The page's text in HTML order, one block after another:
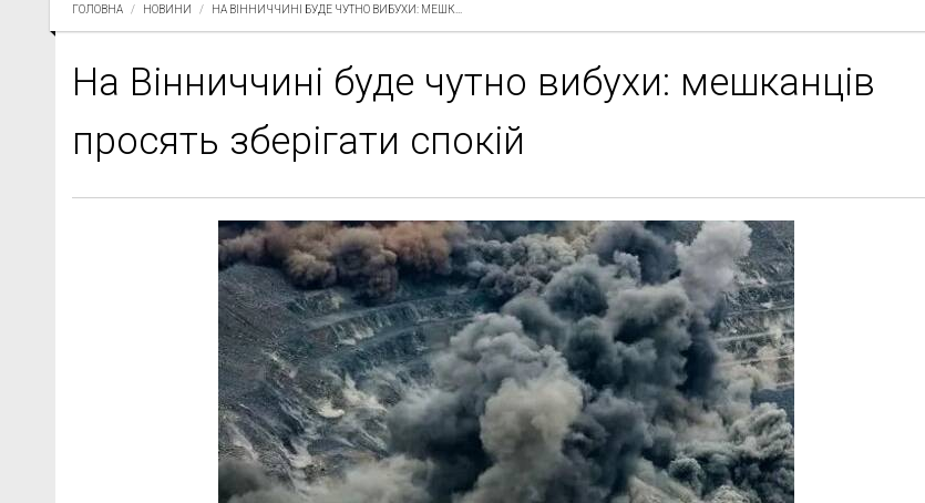
ГОЛОВНА НОВИНИ НА ВІННИЧЧИНІ БУДЕ ЧУТНО ВИБУХИ: МЕШК...
На Вінниччині буде чутно вибухи: мешканців
просять зберігати спокій